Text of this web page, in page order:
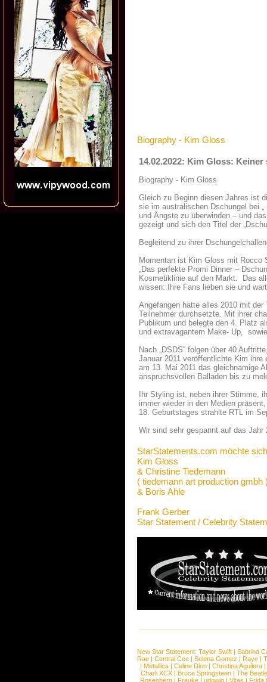
Biography - Kim Gloss
14.02.2022: Kim Gloss:
Biography - Kim Gloss
Gleich zu Beginn diesen Jahres ist
sie im australischen Dschungel bei
und Ängste zu überwinden – und
gezeigt und sich den Titel der
Begleitend zu ihrer
Momentan ist Kim Gloss mit Rocco
„Das perfekte Promi Dinner –
Kosmetiklinie auf den Markt. Das
wissen: Ihre Fans lieben sie und
Angefangen hatte alles 2010 mit der
Teilnehmer durchsetzte. Mit ihrer
Publikum und belegte den 4. Platz
und extravagantem Make- Up,
Nach „DSDS“ folgen über 40
Januar 2011 veröffentlichte Kim
am 13. Mai 2011 das gleichnamige
anspruchsvollen Balladen bis zu
Ihr Styling ist, neben ihrer Stimme,
immer wieder in den Medien
18. Geburtstages strahlte RTL im
Wir sind sehr gespannt auf das
StarStatements.com möchte
Kim Gloss
& Christine Tiedemann
( tiedemann art production gmbh
& Boris Ahle
Frank Gerber
Star Statement / Celebrity
New Star Statement: Taylor Swift | Sabrina
Rae |Central Cee |Selena Gomez |Raye |
| Metallica | Celine Dion | Christina Aguilera |
Charli XCX |Bruce Springsteen |The
Rosenberg | Frauke Ludowig | Vitas | Frida